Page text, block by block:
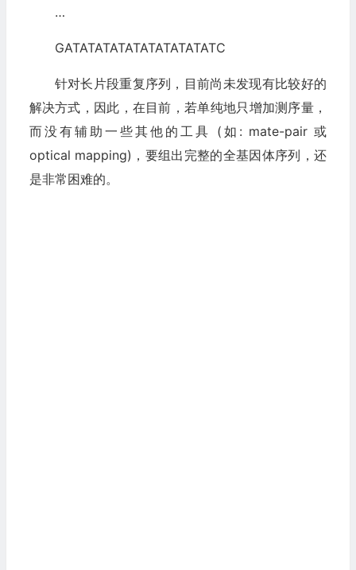
…
GATATATATATATATATATATC
针对长片段重复序列，目前尚未发现有比较好的
解决方式，因此，在目前，若单纯地只增加测序量，
而没有辅助一些其他的工具 (如: mate-pair 或
optical mapping)，要组出完整的全基因体序列，还
是非常困难的。